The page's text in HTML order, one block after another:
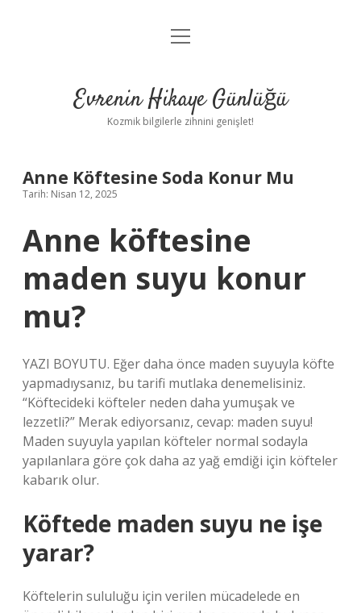
Anasayfa
Yasal Uyarı
menüyü
Evrenin Hikaye Günlüğü
Kozmik bilgilerle zihnini genişlet!
Anne Köftesine Soda Konur Mu
Tarih: Nisan 12, 2025
Anne köftesine
maden suyu konur
mu?
YAZI BOYUTU. Eğer daha önce maden suyuyla köfte
yapmadıysanız, bu tarifi mutlaka denemelisiniz.
“Köftecideki köfteler neden daha yumuşak ve
lezzetli?” Merak ediyorsanız, cevap: maden suyu!
Maden suyuyla yapılan köfteler normal sodayla
yapılanlara göre çok daha az yağ emdiği için köfteler
kabarık olur.
Köftede maden suyu ne işe
yarar?
Köftelerin sululuğu için verilen mücadelede en